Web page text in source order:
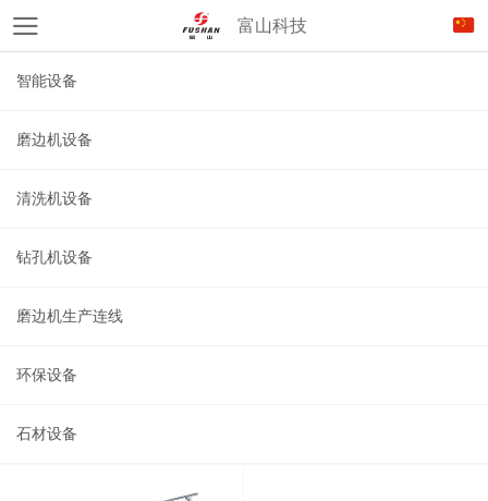
富山科技
智能设备
磨边机设备
清洗机设备
钻孔机设备
磨边机生产连线
环保设备
石材设备